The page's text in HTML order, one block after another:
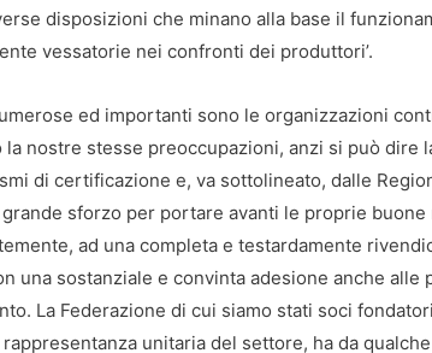
disposizioni che minano alla base il
vessatorie nei confronti dei produttori’.
ed importanti sono le organizzazioni
la nostre stesse preoccupazioni, anzi si può dire
di certificazione e, va sottolineato, dalle
sforzo per portare avanti le proprie buone
ad una completa e testardamente
una sostanziale e convinta adesione anche
La Federazione di cui siamo stati soci
unitaria del settore, ha da